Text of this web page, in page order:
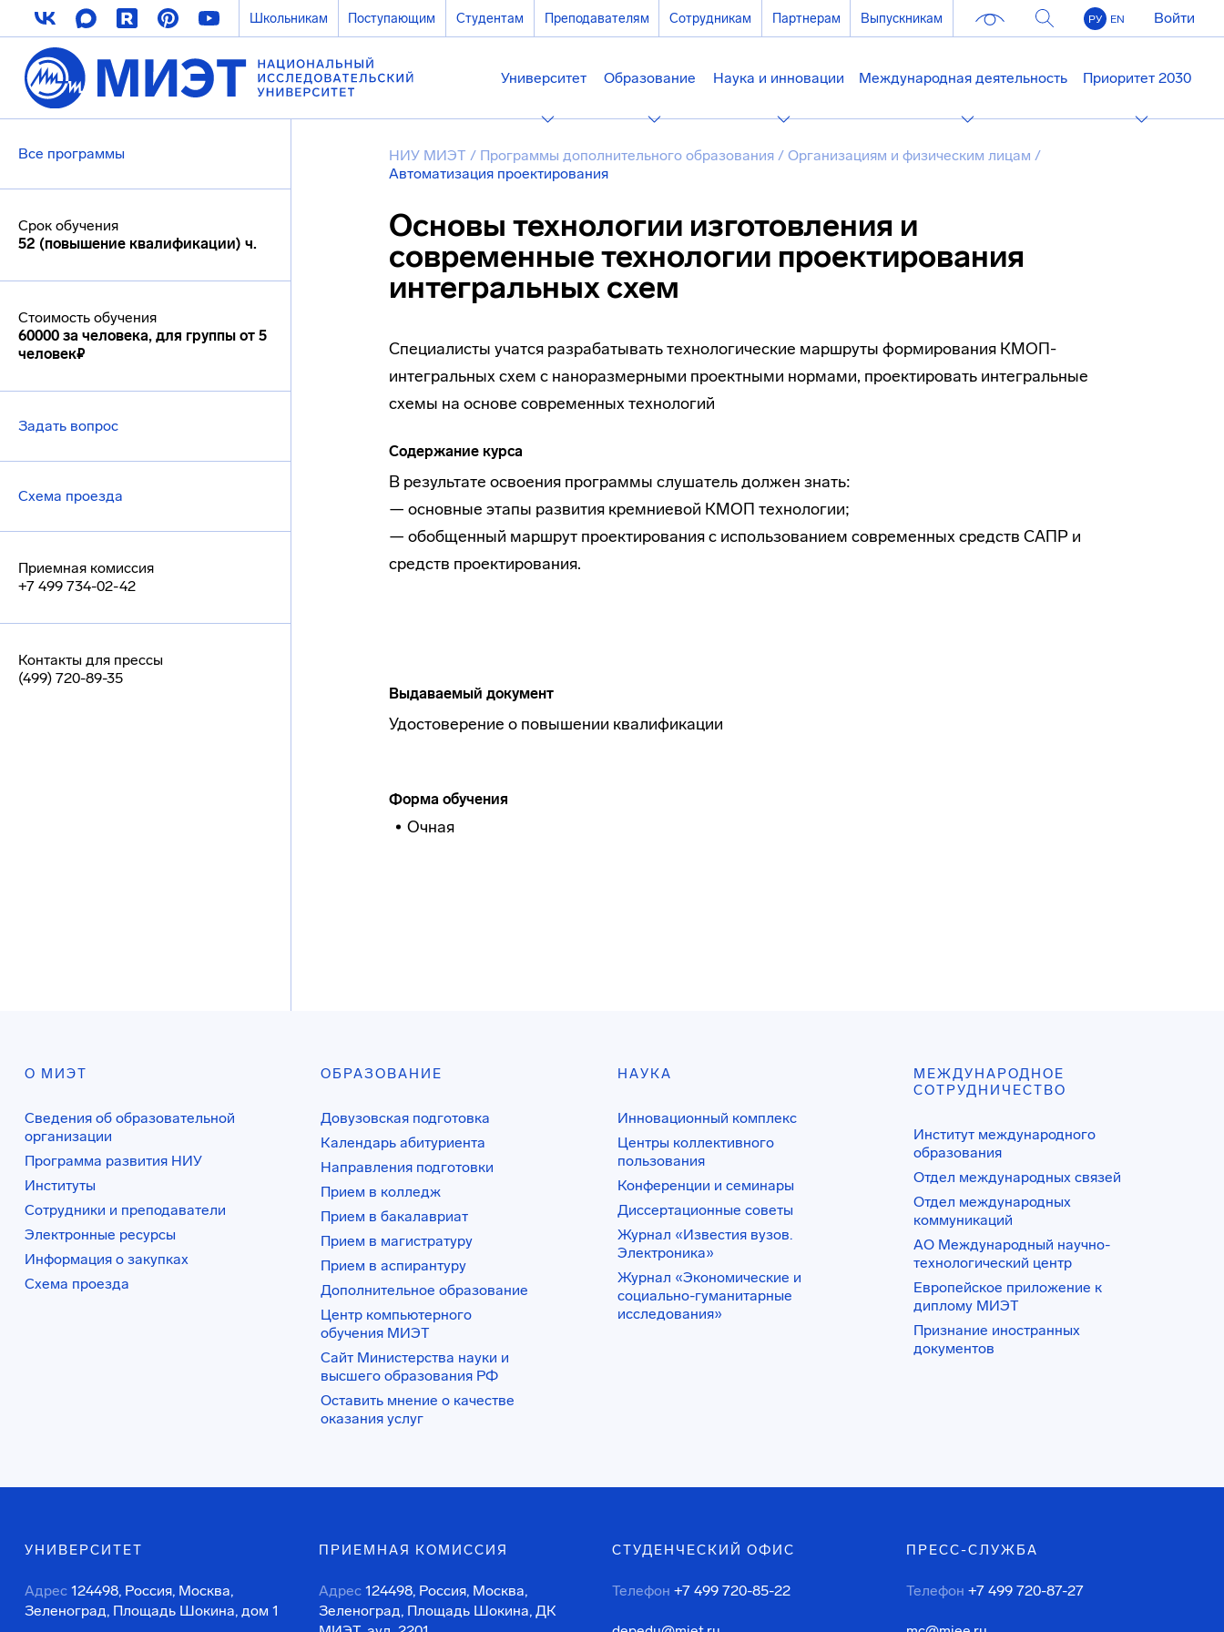
Школьникам Поступающим Студентам Преподавателям Сотрудникам Партнерам Выпускникам РУ EN Войти
Университет Образование Наука и инновации Международная деятельность Приоритет 2030
Все программы
Срок обучения
52 (повышение квалификации) ч.
Стоимость обучения
60000 за человека, для группы от 5
человек₽
Задать вопрос
Схема проезда
Приемная комиссия
+7 499 734-02-42
Контакты для прессы
(499) 720-89-35
НИУ МИЭТ / Программы дополнительного образования / Организациям и физическим лицам /
Автоматизация проектирования
Основы технологии изготовления и
современные технологии проектирования
интегральных схем
Специалисты учатся разрабатывать технологические маршруты формирования КМОП-
интегральных схем с наноразмерными проектными нормами, проектировать интегральные
схемы на основе современных технологий
Содержание курса
В результате освоения программы слушатель должен знать:
— основные этапы развития кремниевой КМОП технологии;
— обобщенный маршрут проектирования с использованием современных средств САПР и
средств проектирования.
Выдаваемый документ
Удостоверение о повышении квалификации
Форма обучения
Очная
О МИЭТ
Сведения об образовательной
организации
Программа развития НИУ
Институты
Сотрудники и преподаватели
Электронные ресурсы
Информация о закупках
Схема проезда
ОБРАЗОВАНИЕ
Довузовская подготовка
Календарь абитуриента
Направления подготовки
Прием в колледж
Прием в бакалавриат
Прием в магистратуру
Прием в аспирантуру
Дополнительное образование
Центр компьютерного
обучения МИЭТ
Сайт Министерства науки и
высшего образования РФ
Оставить мнение о качестве
оказания услуг
НАУКА
Инновационный комплекс
Центры коллективного
пользования
Конференции и семинары
Диссертационные советы
Журнал «Известия вузов.
Электроника»
Журнал «Экономические и
социально-гуманитарные
исследования»
МЕЖДУНАРОДНОЕ
СОТРУДНИЧЕСТВО
Институт международного
образования
Отдел международных связей
Отдел международных
коммуникаций
АО Международный научно-
технологический центр
Европейское приложение к
диплому МИЭТ
Признание иностранных
документов
УНИВЕРСИТЕТ
Адрес 124498, Россия, Москва,
Зеленоград, Площадь Шокина, дом 1
ПРИЕМНАЯ КОМИССИЯ
Адрес 124498, Россия, Москва,
Зеленоград, Площадь Шокина, ДК
СТУДЕНЧЕСКИЙ ОФИС
Телефон +7 499 720-85-22
ПРЕСС-СЛУЖБА
Телефон +7 499 720-87-27